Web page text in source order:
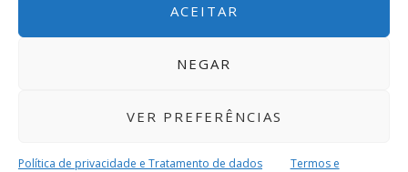
ACEITAR
NEGAR
VER PREFERÊNCIAS
Política de privacidade e Tratamento de dados
Termos e